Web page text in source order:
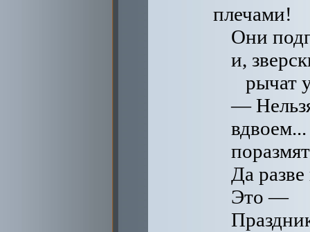
плечами!
Они
и,
рычат
—
вдвоем...
Да разве
Это —